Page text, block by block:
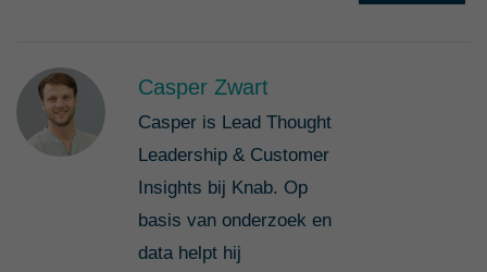
Casper Zwart
Casper is Lead Thought
Leadership & Customer
Insights bij Knab. Op
basis van onderzoek en
data helpt hij